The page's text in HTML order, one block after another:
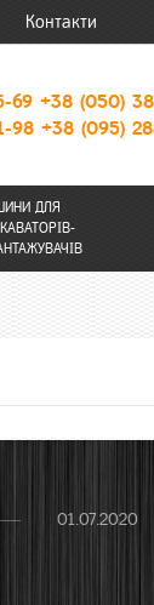
Контакти
69 +38 (050)
98 +38 (095)
ШИНИ ДЛЯ
01.07.2020